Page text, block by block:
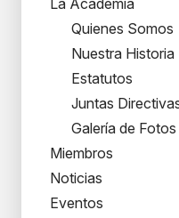
La Academia
Quienes Somos
Nuestra Historia
Estatutos
Juntas
Galería de Fotos
Miembros
Noticias
Eventos